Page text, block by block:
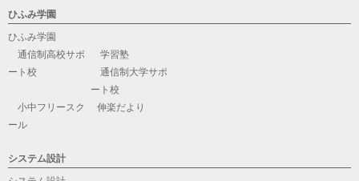
ひふみ学園
ひふみ学園
通信制高校サポ
ート校
学習塾
通信制大学サポ
ート校
小中フリースク
ール
伸楽だより
システム設計